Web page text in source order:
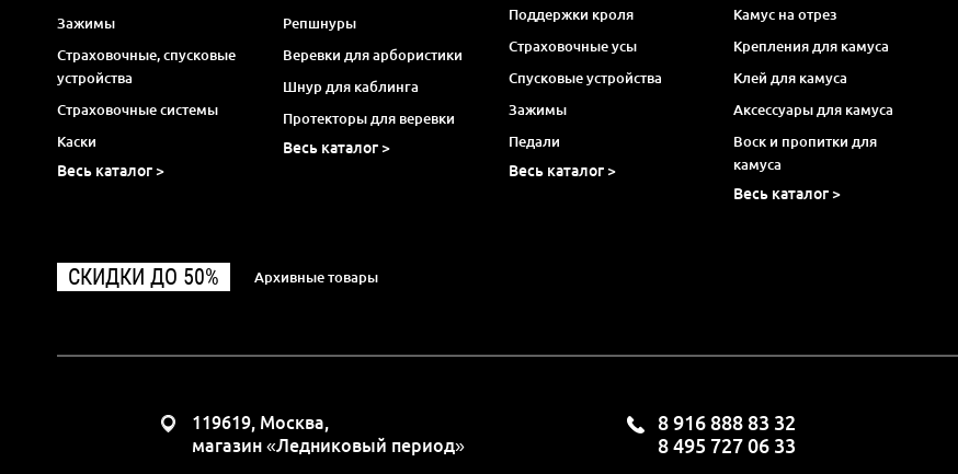
Зажимы
Страховочные, спусковые
устройства
Страховочные системы
Каски
Весь каталог >
Репшнуры
Веревки для арбористики
Шнур для каблинга
Протекторы для веревки
Весь каталог >
Поддержки кроля
Страховочные усы
Спусковые устройства
Зажимы
Педали
Весь каталог >
Камус на отрез
Крепления для камуса
Клей для камуса
Аксессуары для камуса
Воск и пропитки для
камуса
Весь каталог >
СКИДКИ ДО 50% Архивные товары
119619, Москва,
магазин «Ледниковый период»
8 916 888 83 32
8 495 727 06 33